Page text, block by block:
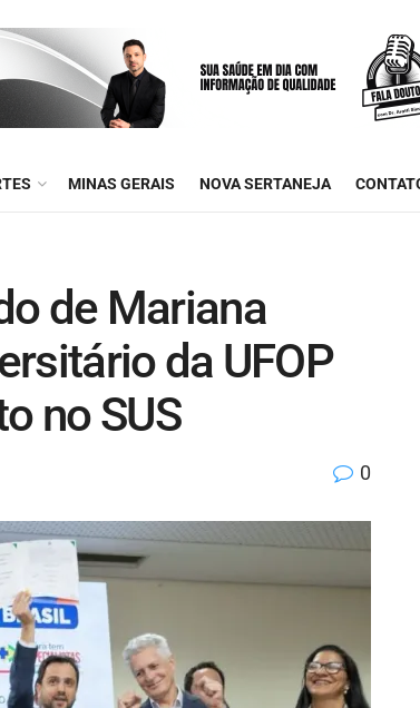
MINAS GERAIS NOVA SERTANEJA
de Mariana
da UFOP
no SUS
0